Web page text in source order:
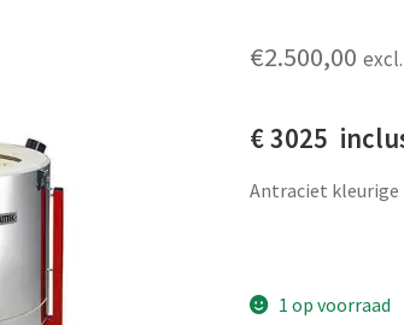
€2.500,00
€ 3025
Antraciet kleurige
1 op voorraad